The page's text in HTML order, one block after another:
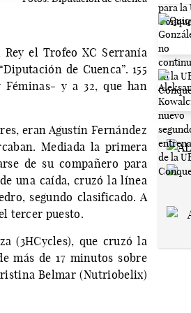
Rey el Trofeo XC Serranía
de Cuenca”. 155
y a 32, que han
eran Agustín Fernández
Mediada la primera
de su compañero para
una caída, cruzó la línea
segundo clasificado. A
tercer puesto.
(3HCycles), que cruzó la
más de 17 minutos sobre
Belmar (Nutriobelix)